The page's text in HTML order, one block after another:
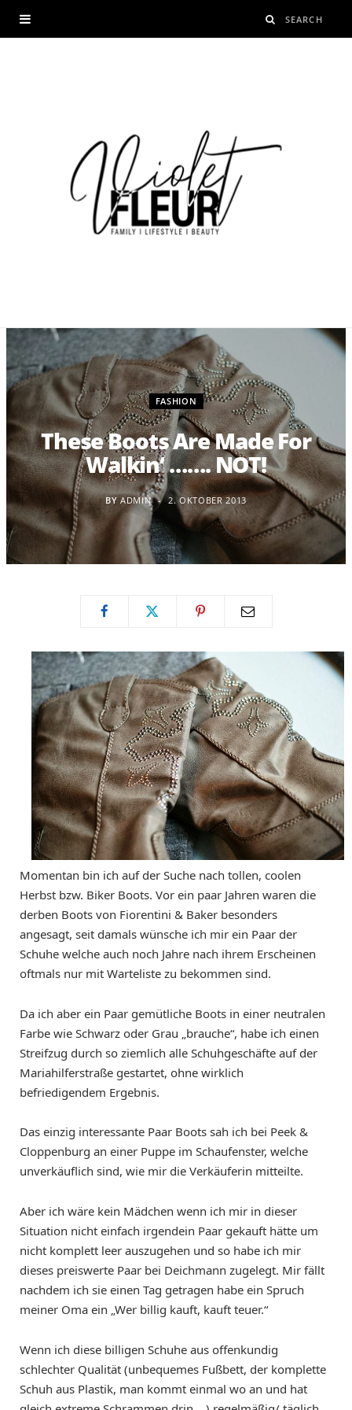
FASHION
These Boots Are Made For
Walkin‘ ……. NOT!
BY ADMIN 2. OKTOBER 2013
Momentan bin ich auf der Suche nach tollen, coolen
Herbst bzw. Biker Boots. Vor ein paar Jahren waren die
derben Boots von Fiorentini & Baker besonders
angesagt, seit damals wünsche ich mir ein Paar der
Schuhe welche auch noch Jahre nach ihrem Erscheinen
oftmals nur mit Warteliste zu bekommen sind.
Da ich aber ein Paar gemütliche Boots in einer neutralen
Farbe wie Schwarz oder Grau „brauche“, habe ich einen
Streifzug durch so ziemlich alle Schuhgeschäfte auf der
Mariahilferstraße gestartet, ohne wirklich
befriedigendem Ergebnis.
Das einzig interessante Paar Boots sah ich bei Peek &
Cloppenburg an einer Puppe im Schaufenster, welche
unverkäuflich sind, wie mir die Verkäuferin mitteilte.
Aber ich wäre kein Mädchen wenn ich mir in dieser
Situation nicht einfach irgendein Paar gekauft hätte um
nicht komplett leer auszugehen und so habe ich mir
dieses preiswerte Paar bei Deichmann zugelegt. Mir fällt
nachdem ich sie einen Tag getragen habe ein Spruch
meiner Oma ein „Wer billig kauft, kauft teuer.“
Wenn ich diese billigen Schuhe aus offenkundig
schlechter Qualität (unbequemes Fußbett, der komplette
Schuh aus Plastik, man kommt einmal wo an und hat